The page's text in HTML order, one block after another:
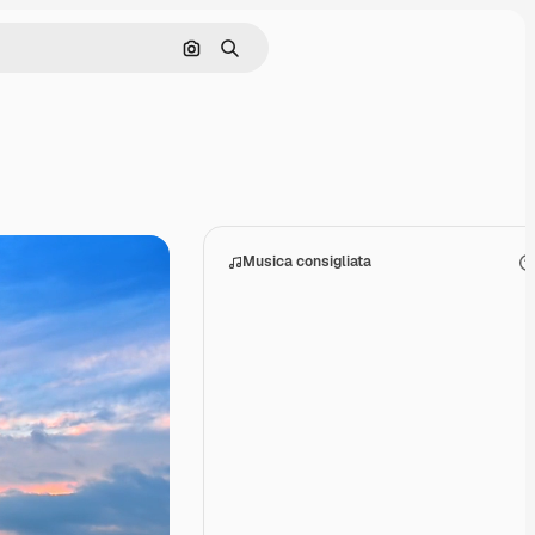
Cerca per immagine
Ricerca
Musica consigliata